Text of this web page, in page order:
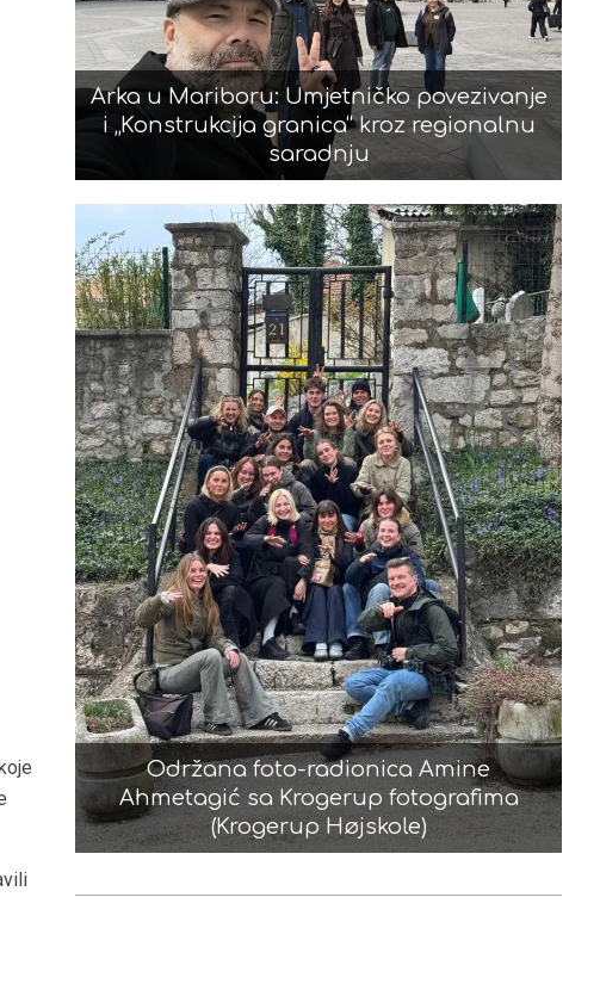
Arka u Mariboru: Umjetničko povezivanje
i „Konstrukcija granica“ kroz regionalnu
saradnju
Održana foto-radionica Amine
Ahmetagić sa Krogerup fotografima
(Krogerup Højskole)